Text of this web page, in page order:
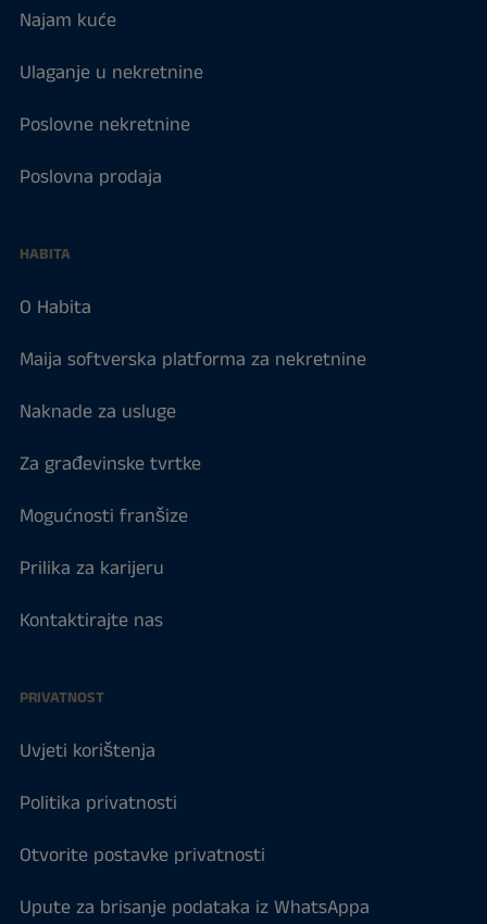
Najam kuće
Ulaganje u nekretnine
Poslovne nekretnine
Poslovna prodaja
HABITA
O Habita
Maija softverska platforma za nekretnine
Naknade za usluge
Za građevinske tvrtke
Mogućnosti franšize
Prilika za karijeru
Kontaktirajte nas
PRIVATNOST
Uvjeti korištenja
Politika privatnosti
Otvorite postavke privatnosti
Upute za brisanje podataka iz WhatsAppa